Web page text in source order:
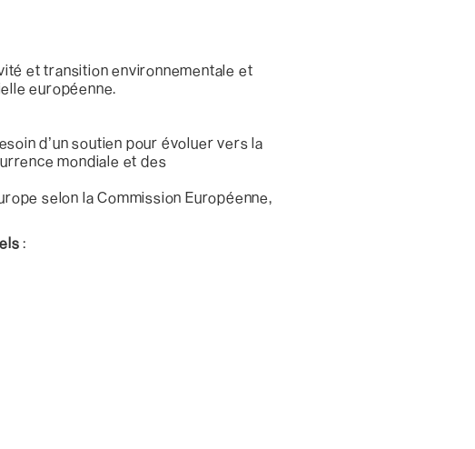
et transition environnementale et
européenne.
d’un soutien pour évoluer vers la
mondiale et des
selon la Commission Européenne,
: